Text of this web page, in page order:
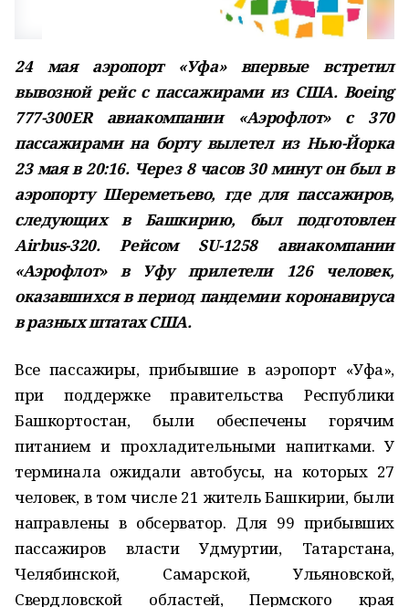
24 мая аэропорт «Уфа» впервые встретил
вывозной рейс с пассажирами из США. Boeing
777-300ER авиакомпании «Аэрофлот» с 370
пассажирами на борту вылетел из Нью-Йорка
23 мая в 20:16. Через 8 часов 30 минут он был в
аэропорту Шереметьево, где для пассажиров,
следующих в Башкирию, был подготовлен
Airbus-320. Рейсом SU-1258 авиакомпании
«Аэрофлот» в Уфу прилетели 126 человек,
оказавшихся в период пандемии коронавируса
в разных штатах США.
Все пассажиры, прибывшие в аэропорт «Уфа»,
при поддержке правительства Республики
Башкортостан, были обеспечены горячим
питанием и прохладительными напитками. У
терминала ожидали автобусы, на которых 27
человек, в том числе 21 житель Башкирии, были
направлены в обсерватор. Для 99 прибывших
пассажиров власти Удмуртии, Татарстана,
Челябинской, Самарской, Ульяновской,
Свердловской областей, Пермского края